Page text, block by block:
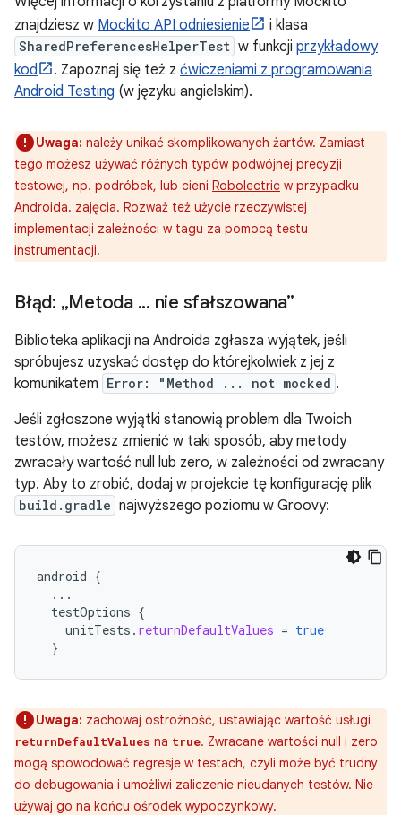
znajdziesz w Mockito API odniesienie i klasa
SharedPreferencesHelperTest w funkcji przykładowy
kod
. Zapoznaj się też z ćwiczeniami z programowania
Android Testing (w języku angielskim).
Uwaga: należy unikać skomplikowanych żartów. Zamiast
tego możesz używać różnych typów podwójnej precyzji
testowej, np. podróbek, lub cieni Robolectric w przypadku
Androida. zajęcia. Rozważ też użycie rzeczywistej
implementacji zależności w tagu za pomocą testu
instrumentacji.
Błąd: „Metoda ... nie sfałszowana”
Biblioteka aplikacji na Androida zgłasza wyjątek, jeśli
spróbujesz uzyskać dostęp do którejkolwiek z jej z
komunikatem Error: "Method ... not mocked .
Jeśli zgłoszone wyjątki stanowią problem dla Twoich
testów, możesz zmienić w taki sposób, aby metody
zwracały wartość null lub zero, w zależności od zwracany
typ. Aby to zrobić, dodaj w projekcie tę konfigurację plik
build.gradle najwyższego poziomu w Groovy:
android {
...
testOptions {
unitTests . returnDefaultValues = true
}
Uwaga: zachowaj ostrożność, ustawiając wartość usługi
returnDefaultValues na true. Zwracane wartości null i zero
mogą spowodować regresje w testach, czyli może być trudny
do debugowania i umożliwi zaliczenie nieudanych testów. Nie
używaj go na końcu ośrodek wypoczynkowy.